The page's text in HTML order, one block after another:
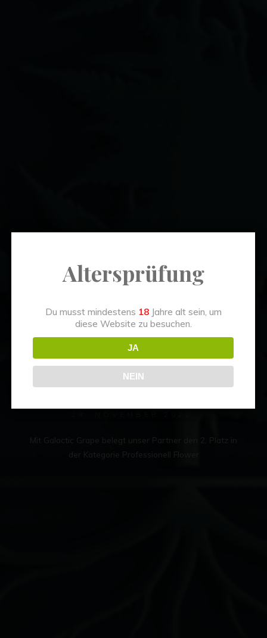
soChill News
UniverseofSeedwird
2.beimCannasseur
CupTenerife
Mit Galactic Grape belegt unser Partner den 2. Platz in
der Kategorie Professionell Flower
Altersprüfung
Du musst mindestens 18Jahre alt sein, um
diese Website zu besuchen.
JA
NEIN